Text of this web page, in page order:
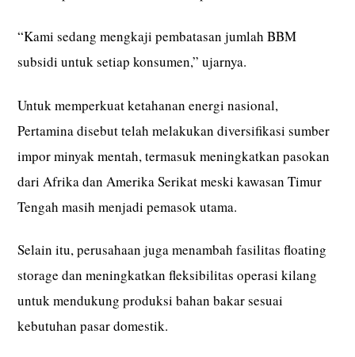
“Kami sedang mengkaji pembatasan jumlah BBM
subsidi untuk setiap konsumen,” ujarnya.
Untuk memperkuat ketahanan energi nasional,
Pertamina disebut telah melakukan diversifikasi sumber
impor minyak mentah, termasuk meningkatkan pasokan
dari Afrika dan Amerika Serikat meski kawasan Timur
Tengah masih menjadi pemasok utama.
Selain itu, perusahaan juga menambah fasilitas floating
storage dan meningkatkan fleksibilitas operasi kilang
untuk mendukung produksi bahan bakar sesuai
kebutuhan pasar domestik.